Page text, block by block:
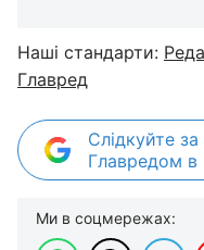
Наші стандарти:
Главред
Слідкуйте
Главредом в
Ми в соцмережах: